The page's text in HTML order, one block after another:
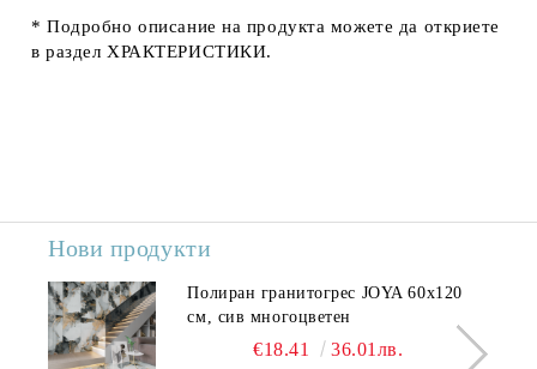
* Подробно описание на продукта можете да откриете
в раздел ХРАКТЕРИСТИКИ.
Нови продукти
Полиран гранитогрес JOYA 60x120
см, сив многоцветен
€18.41 36.01лв.